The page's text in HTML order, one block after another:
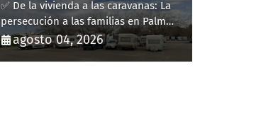
✅ De la vivienda a las caravanas: La
persecución a las familias en Palma
y la complicidad de un fracaso
heredado
agosto 04, 2026